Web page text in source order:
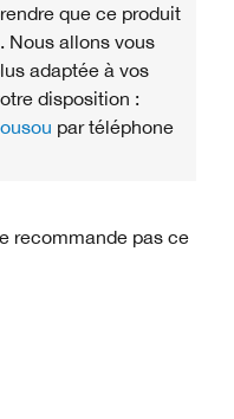
que ce produit
Nous allons vous
adaptée à vos
disposition :
par téléphone
recommande pas ce